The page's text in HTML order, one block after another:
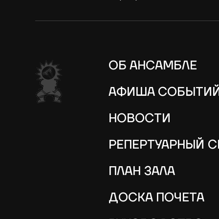
ОБ АНСАМБЛЕ
АФИША
НОВОСТИ
РЕПЕРТУАРНЫЙ
ПЛАН ЗАЛА
ДОСКА ПОЧЕТА